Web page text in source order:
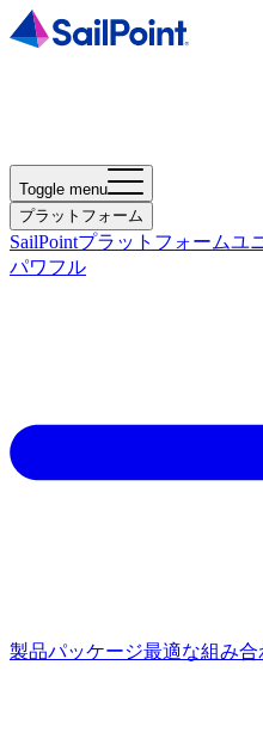
Toggle menu
プラットフォーム
SailPointプラットフォームユ
パワフル
製品パッケージ最適な組み